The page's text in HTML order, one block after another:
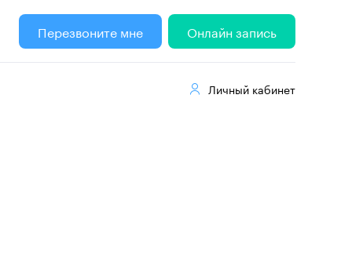
Перезвоните мне Онлайн запись
Личный кабинет